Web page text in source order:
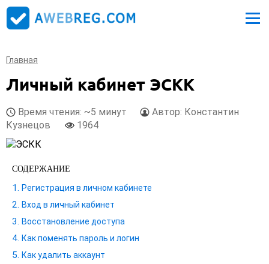
Главная
Личный кабинет ЭСКК
Время чтения: ~5 минут
Автор: Константин
Кузнецов
1964
СОДЕРЖАНИЕ
Регистрация в личном кабинете
Вход в личный кабинет
Восстановление доступа
Как поменять пароль и логин
Как удалить аккаунт